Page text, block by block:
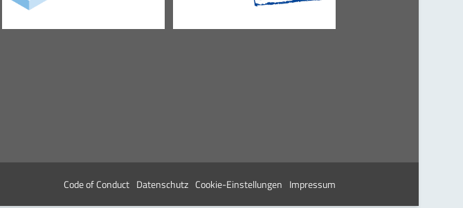
Code of Conduct Datenschutz Cookie-Einstellungen Impressum